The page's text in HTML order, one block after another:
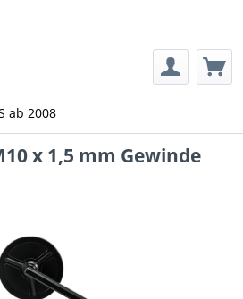
ab 2008
x 1,5 mm Gewinde